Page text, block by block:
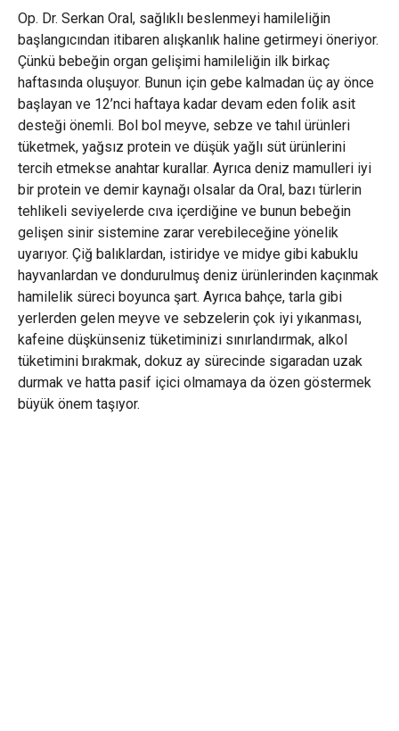
Op. Dr. Serkan Oral, sağlıklı beslenmeyi hamileliğin
başlangıcından itibaren alışkanlık haline getirmeyi öneriyor.
Çünkü bebeğin organ gelişimi hamileliğin ilk birkaç
haftasında oluşuyor. Bunun için gebe kalmadan üç ay önce
başlayan ve 12’nci haftaya kadar devam eden folik asit
desteği önemli. Bol bol meyve, sebze ve tahıl ürünleri
tüketmek, yağsız protein ve düşük yağlı süt ürünlerini
tercih etmekse anahtar kurallar. Ayrıca deniz mamulleri iyi
bir protein ve demir kaynağı olsalar da Oral, bazı türlerin
tehlikeli seviyelerde cıva içerdiğine ve bunun bebeğin
gelişen sinir sistemine zarar verebileceğine yönelik
uyarıyor. Çiğ balıklardan, istiridye ve midye gibi kabuklu
hayvanlardan ve dondurulmuş deniz ürünlerinden kaçınmak
hamilelik süreci boyunca şart. Ayrıca bahçe, tarla gibi
yerlerden gelen meyve ve sebzelerin çok iyi yıkanması,
kafeine düşkünseniz tüketiminizi sınırlandırmak, alkol
tüketimini bırakmak, dokuz ay sürecinde sigaradan uzak
durmak ve hatta pasif içici olmamaya da özen göstermek
büyük önem taşıyor.